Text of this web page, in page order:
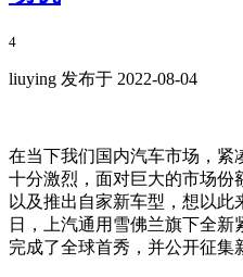
4
liuying 发布于 2022-08-04
在当下我们国内汽车市场，紧
十分激烈，面对巨大的市场份
以及推出自家新车型，想以
日，上汽通用雪佛兰旗下全新
完成了全球首秀，并公开征集